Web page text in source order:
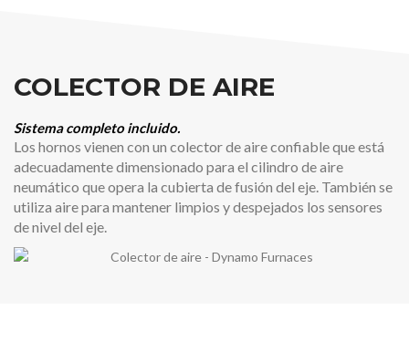
COLECTOR DE AIRE
Sistema completo incluido.
Los hornos vienen con un colector de aire confiable que está
adecuadamente dimensionado para el cilindro de aire
neumático que opera la cubierta de fusión del eje. También se
utiliza aire para mantener limpios y despejados los sensores
de nivel del eje.